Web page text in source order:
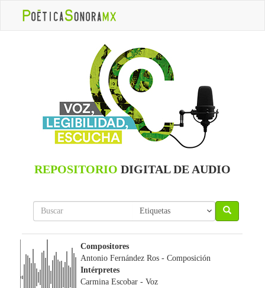
REPOSITORIO DIGITAL DE AUDIO
Compositores
Antonio Fernández Ros- Composición
Intérpretes
Carmina Escobar- Voz